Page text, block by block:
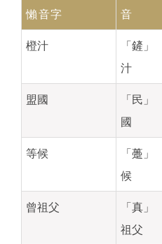
懶音字
音
橙汁
「鏟」
汁
盟國
「民」
國
等候
「躉」
候
曾祖父
「真」
祖父